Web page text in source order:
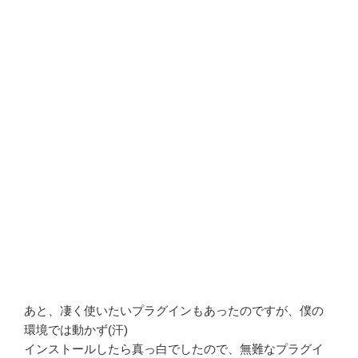
あと、凄く使いたいプラグインもあったのですが、僕の
環境では動かず(汗)
インストールしたら真っ白でしたので、無難なプラグイ